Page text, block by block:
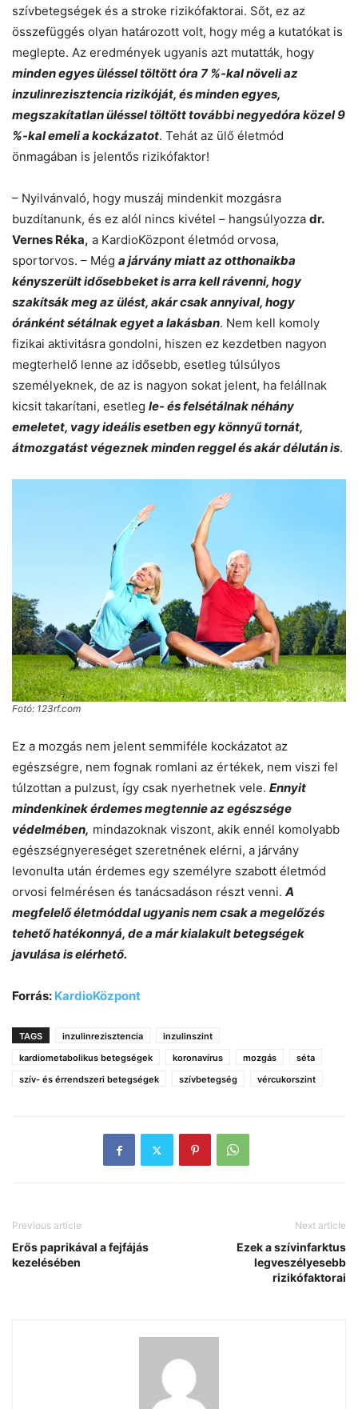
szívbetegségek és a stroke rizikófaktorai. Sőt, ez az
összefüggés olyan határozott volt, hogy még a kutatókat is
meglepte. Az eredmények ugyanis azt mutatták, hogy
minden egyes üléssel töltött óra 7 %-kal növeli az
inzulinrezisztencia rizikóját, és minden egyes,
megszakítatlan üléssel töltött további negyedóra közel 9
%-kal emeli a kockázatot. Tehát az ülő életmód
önmagában is jelentős rizikófaktor!
– Nyilvánvaló, hogy muszáj mindenkit mozgásra
buzdítanunk, és ez alól nincs kivétel – hangsúlyozza dr.
Vernes Réka, a KardioKözpont életmód orvosa,
sportorvos. – Még a járvány miatt az otthonaikba
kényszerült idősebbeket is arra kell rávenni, hogy
szakítsák meg az ülést, akár csak annyival, hogy
óránként sétálnak egyet a lakásban. Nem kell komoly
fizikai aktivitásra gondolni, hiszen ez kezdetben nagyon
megterhelő lenne az idősebb, esetleg túlsúlyos
személyeknek, de az is nagyon sokat jelent, ha felállnak
kicsit takarítani, esetleg le- és felsétálnak néhány
emeletet, vagy ideális esetben egy könnyű tornát,
átmozgatást végeznek minden reggel és akár délután is.
Fotó: 123rf.com
Ez a mozgás nem jelent semmiféle kockázatot az
egészségre, nem fognak romlani az értékek, nem viszi fel
túlzottan a pulzust, így csak nyerhetnek vele. Ennyit
mindenkinek érdemes megtennie az egészsége
védelmében, mindazoknak viszont, akik ennél komolyabb
egészségnyereséget szeretnének elérni, a járvány
levonulta után érdemes egy személyre szabott életmód
orvosi felmérésen és tanácsadáson részt venni. A
megfelelő életmóddal ugyanis nem csak a megelőzés
tehető hatékonnyá, de a már kialakult betegségek
javulása is elérhető.
Forrás: KardioKözpont
TAGS inzulinrezisztencia
inzulinszint
kardiometabolikus betegségek
koronavírus mozgás
séta
szív- és érrendszeri betegségek
szívbetegség vércukorszint
Previous article
Erős paprikával a fejfájás
kezelésében
Next article
Ezek a szívinfarktus
legveszélyesebb
rizikófaktorai